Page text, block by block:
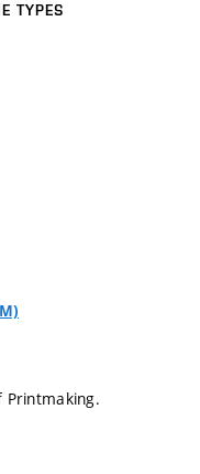
TYPES
Printmaking.